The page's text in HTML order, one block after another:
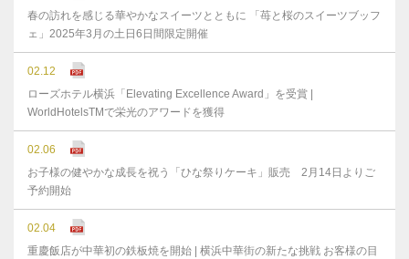
春の訪れを感じる華やかなスイーツとともに 「苺と桜のスイーツブッフ
ェ」2025年3月の土日6日間限定開催
02.12
ローズホテル横浜「Elevating Excellence Award」を受賞 |
WorldHotelsTMで栄光のアワードを獲得
02.06
お子様の健やかな成⻑を祝う「ひな祭りケーキ」販売 2月14日よりご
予約開始
02.04
重慶飯店が中華初の鉄板焼を開始 | 横浜中華街の新たな挑戦 お客様の目